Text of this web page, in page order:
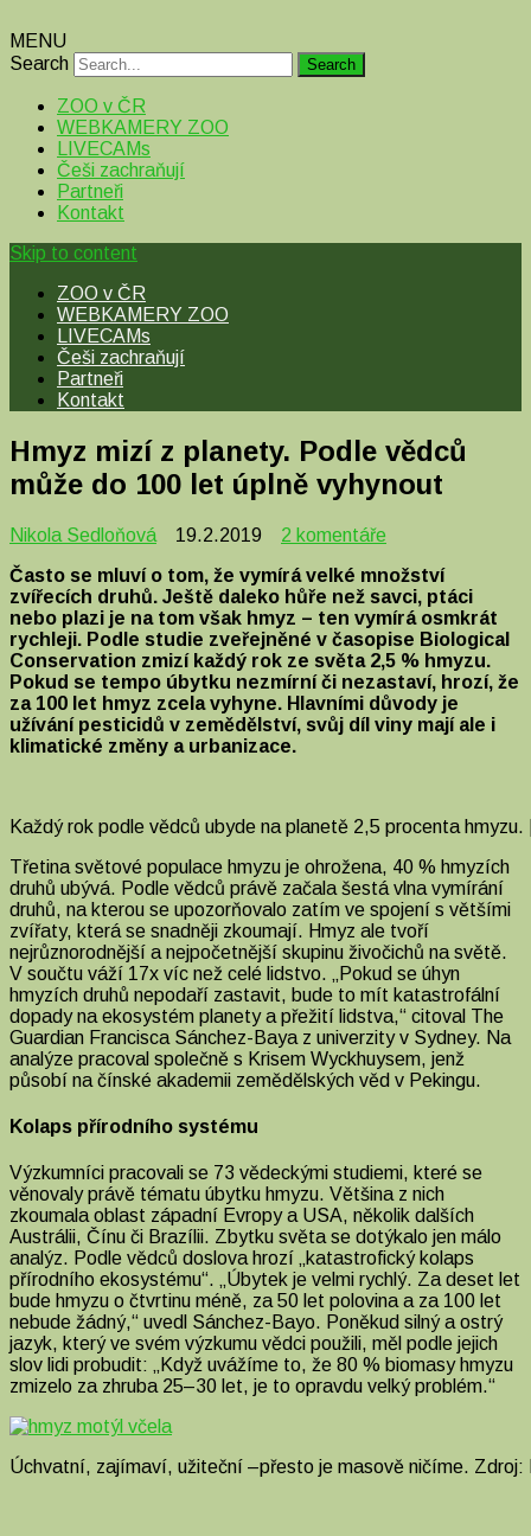
MENU
Search
ZOO v ČR
WEBKAMERY ZOO
LIVECAMs
Češi zachraňují
Partneři
Kontakt
Skip to content
ZOO v ČR
WEBKAMERY ZOO
LIVECAMs
Češi zachraňují
Partneři
Kontakt
Hmyz mizí z planety. Podle vědců
může do 100 let úplně vyhynout
Nikola Sedloňová 19.2.2019 2 komentáře
s
názvem
Hmyz
mizí
z
planety.
Podle
vědců
úplně
Často se mluví o tom, že vymírá velké množství
zvířecích druhů. Ještě daleko hůře než savci, ptáci
nebo plazi je na tom však hmyz – ten vymírá osmkrát
rychleji. Podle studie zveřejněné v časopise Biological
Conservation zmizí každý rok ze světa 2,5 % hmyzu.
Pokud se tempo úbytku nezmírní či nezastaví, hrozí, že
za 100 let hmyz zcela vyhyne. Hlavními důvody je
užívání pesticidů v zemědělství, svůj díl viny mají ale i
klimatické změny a urbanizace.
Každý rok podle vědců ubyde na planetě 2,5 procenta
Třetina světové populace hmyzu je ohrožena, 40 % hmyzích
druhů ubývá. Podle vědců právě začala šestá vlna vymírání
druhů, na kterou se upozorňovalo zatím ve spojení s většími
zvířaty, která se snadněji zkoumají. Hmyz ale tvoří
nejrůznorodnější a nejpočetnější skupinu živočichů na světě.
V součtu váží 17x víc než celé lidstvo. „Pokud se úhyn
hmyzích druhů nepodaří zastavit, bude to mít katastrofální
dopady na ekosystém planety a přežití lidstva,“ citoval The
Guardian Francisca Sánchez-Baya z univerzity v Sydney. Na
analýze pracoval společně s Krisem Wyckhuysem, jenž
působí na čínské akademii zemědělských věd v Pekingu.
Kolaps přírodního systému
Výzkumníci pracovali se 73 vědeckými studiemi, které se
věnovaly právě tématu úbytku hmyzu. Většina z nich
zkoumala oblast západní Evropy a USA, několik dalších
Austrálii, Čínu či Brazílii. Zbytku světa se dotýkalo jen málo
analýz. Podle vědců doslova hrozí „katastrofický kolaps
přírodního ekosystému“.
„Úbytek je velmi rychlý. Za deset let
bude hmyzu o čtvrtinu méně, za 50 let polovina a za 100 let
nebude žádný,“ uvedl Sánchez-Bayo. Poněkud silný a ostrý
jazyk, který ve svém výzkumu vědci použili, měl podle jejich
slov lidi probudit: „Když uvážíme to, že 80 % biomasy hmyzu
zmizelo za zhruba 25–30 let, je to opravdu velký problém.“
Úchvatní, zajímaví, užiteční –přesto je masově ničíme. Zdroj: